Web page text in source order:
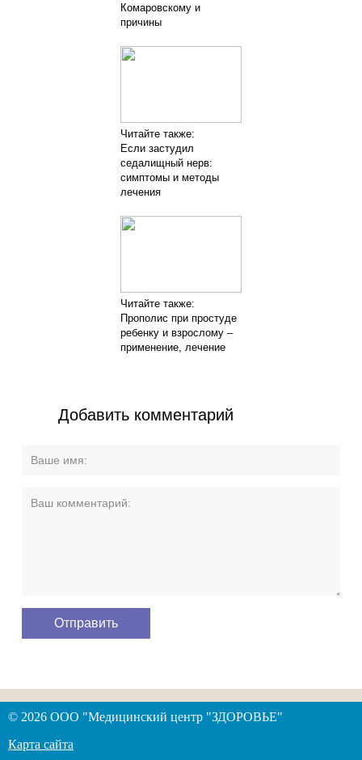
Комаровскому и
причины
Читайте также:
Если застудил
седалищный нерв:
симптомы и методы
лечения
Читайте также:
Прополис при простуде
ребенку и взрослому –
применение, лечение
Добавить комментарий
© 2026 ООО "Медицинский центр "ЗДОРОВЬЕ"
Карта сайта